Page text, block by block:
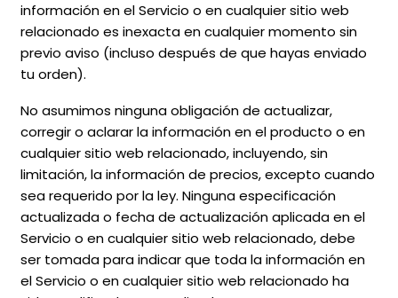
información en el Servicio o en cualquier sitio web
relacionado es inexacta en cualquier momento sin
previo aviso (incluso después de que hayas enviado
tu orden).
No asumimos ninguna obligación de actualizar,
corregir o aclarar la información en el producto o en
cualquier sitio web relacionado, incluyendo, sin
limitación, la información de precios, excepto cuando
sea requerido por la ley. Ninguna especificación
actualizada o fecha de actualización aplicada en el
Servicio o en cualquier sitio web relacionado, debe
ser tomada para indicar que toda la información en
el Servicio o en cualquier sitio web relacionado ha